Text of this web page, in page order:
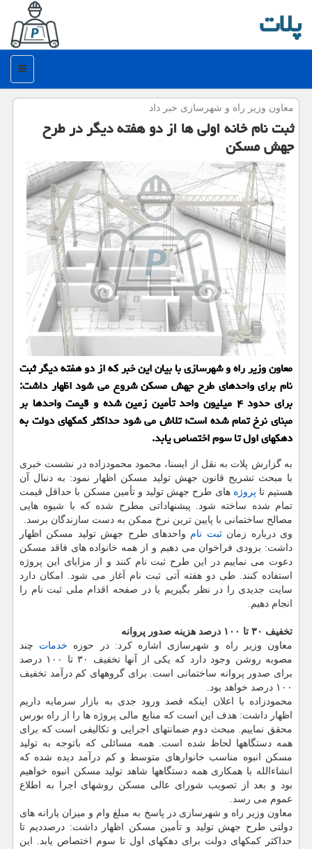
پلات
منو
معاون وزیر راه و شهرسازی خبر داد
ثبت نام خانه اولی ها از دو هفته دیگر در طرح
جهش مسکن
معاون وزیر راه و شهرسازی با بیان این خبر که از دو هفته دیگر ثبت
نام برای واحدهای طرح جهش مسکن شروع می شود اظهار داشت:
برای حدود ۴ میلیون واحد تأمین زمین شده و قیمت واحدها بر
مبنای نرخ تمام شده است؛ تلاش می شود حداکثر کمکهای دولت به
دهکهای اول تا سوم اختصاص یابد.
به گزارش پلات به نقل از ایسنا، محمود محمودزاده در نشست خبری
با مبحث تشریح قانون جهش تولید مسکن اظهار نمود: به دنبال آن
هستیم تا پروژه های طرح جهش تولید و تأمین مسکن با حداقل قیمت
تمام شده ساخته شود. پیشنهاداتی مطرح شده که با شیوه هایی
مصالح ساختمانی با پایین ترین نرخ ممکن به دست سازندگان برسد.
وی درباره زمانثبت نام واحدهای طرح جهش تولید مسکن اظهار
داشت: بزودی فراخوان می دهیم و از همه خانواده های فاقد مسکن
دعوت می نماییم در این طرح ثبت نام کنند و از مزایای این پروژه
استفاده کنند. طی دو هفته آتی ثبت نام آغاز می شود. امکان دارد
سایت جدیدی را در نظر بگیریم یا در صفحه اقدام ملی ثبت نام را
انجام دهیم.
تخفیف ۳۰ تا ۱۰۰ درصد هزینه صدور پروانه
معاون وزیر راه و شهرسازی اشاره کرد: در حوزه خدمات چند
مصوبه روشن وجود دارد که یکی از آنها تخفیف ۳۰ تا ۱۰۰ درصد
برای صدور پروانه ساختمانی است. برای گروههای کم درآمد تخفیف
۱۰۰ درصد خواهد بود.
محمودزاده با اعلان اینکه قصد ورود جدی به بازار سرمایه داریم
اظهار داشت: هدف این است که منابع مالی پروژه ها را از راه بورس
محقق نماییم. مبحث دوم ضمانتهای اجرایی و تکالیفی است که برای
همه دستگاهها لحاظ شده است. همه مسائلی که باتوجه به تولید
مسکن انبوه مناسب خانوارهای متوسط و کم درآمد دیده شده که
انشاءالله با همکاری همه دستگاهها شاهد تولید مسکن انبوه خواهیم
بود و بعد از تصویب شورای عالی مسکن روشهای اجرا به اطلاع
عموم می رسد.
معاون وزیر راه و شهرسازی در پاسخ به مبلغ وام و میزان یارانه های
دولتی طرح جهش تولید و تأمین مسکن اظهار داشت: درصددیم تا
حداکثر کمکهای دولت برای دهکهای اول تا سوم اختصاص یابد. این